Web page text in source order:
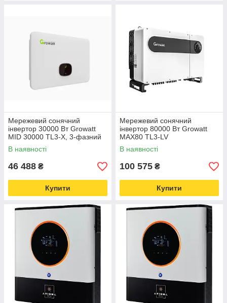
Мережевий сонячний
інвертор 30000 Вт Growatt
MID 30000 TL3-X, 3-фазний
В наявності
46 488 ₴
Купити
Мережевий сонячний
інвертор 80000 Вт Growatt
MAX80 TL3-LV
В наявності
100 575 ₴
Купити